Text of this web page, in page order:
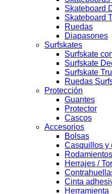
Skateboard
Skateboard
Ruedas
Diapasones
Surfskates
Surfskate
Surfskate
Surfskate
Ruedas
Protección
Guantes
Protector
Cascos
Accesorios
Bolsas
Casquillos y
Herrajes /
Cinta
Herramienta